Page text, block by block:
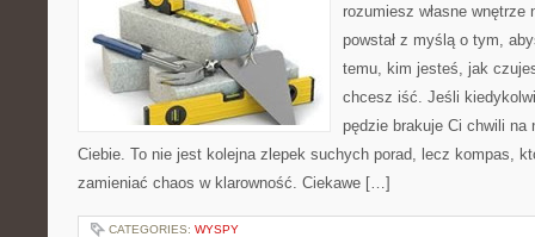
rozumiesz własne
powstał z myślą o tym,
temu, kim jesteś, jak
chcesz iść. Jeśli
pędzie brakuje Ci chwili na
Ciebie. To nie jest kolejna zlepek suchych porad, lecz kompas,
zamieniać chaos w klarowność. Ciekawe […]
CATEGORIES: WYSPY